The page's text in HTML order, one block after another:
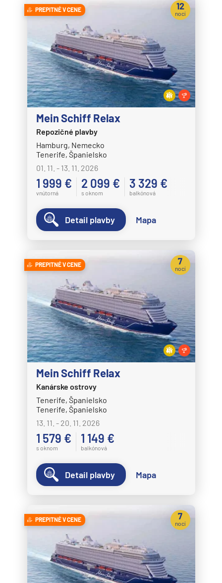
PREPITNÉ V CENE
Mein Schiff Relax
Repozičné plavby
Hamburg, Nemecko
Tenerife, Španielsko
01. 11. - 13. 11. 2026
1 999 €
vnútorná
2 099 €
s oknom
3 329 €
balkónová
12
nocí
Detail plavby Mapa
PREPITNÉ V CENE
Mein Schiff Relax
Kanárske ostrovy
Tenerife, Španielsko
Tenerife, Španielsko
13. 11. - 20. 11. 2026
1 579 €
s oknom
1 149 €
balkónová
7
nocí
Detail plavby Mapa
PREPITNÉ V CENE 7
nocí